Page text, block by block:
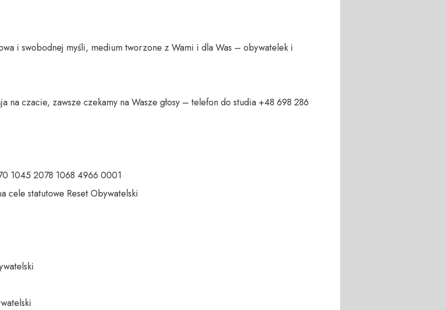
i swobodnej myśli, medium tworzone z Wami i dla Was – obywatelek i
na czacie, zawsze czekamy na Wasze głosy – telefon do studia +48 698 286
1045 2078 1068 4966 0001
cele statutowe Reset Obywatelski